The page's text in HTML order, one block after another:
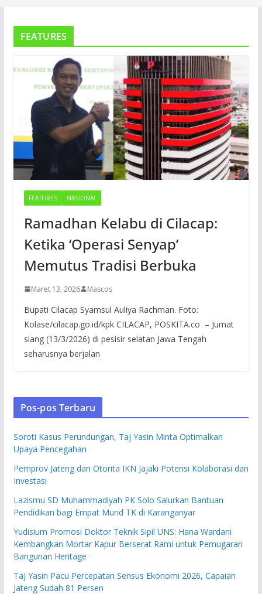
FEATURES
FEATURES NASIONAL
Ramadhan Kelabu di Cilacap:
Ketika ‘Operasi Senyap’
Memutus Tradisi Berbuka
Maret 13, 2026 Mascos
Bupati Cilacap Syamsul Auliya Rachman. Foto:
Kolase/cilacap.go.id/kpk CILACAP, POSKITA.co – Jumat
siang (13/3/2026) di pesisir selatan Jawa Tengah
seharusnya berjalan
Pos-pos Terbaru
Soroti Kasus Perundungan, Taj Yasin Minta Optimalkan
Upaya Pencegahan
Pemprov Jateng dan Otorita IKN Jajaki Potensi Kolaborasi dan
Investasi
Lazismu SD Muhammadiyah PK Solo Salurkan Bantuan
Pendidikan bagi Empat Murid TK di Karanganyar
Yudisium Promosi Doktor Teknik Sipil UNS: Hana Wardani
Kembangkan Mortar Kapur Berserat Rami untuk Pemugaran
Bangunan Heritage
Taj Yasin Pacu Percepatan Sensus Ekonomi 2026, Capaian
Jateng Sudah 81 Persen